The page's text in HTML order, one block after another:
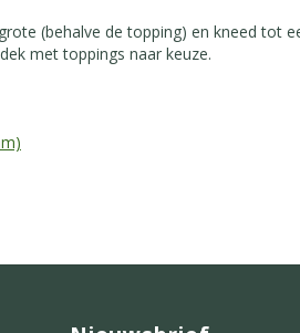
(behalve de topping) en kneed tot
met toppings naar keuze.